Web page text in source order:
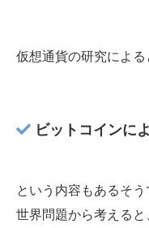
仮想通貨の研究による
ビットコインに
という内容もあるそう
世界問題から考えると